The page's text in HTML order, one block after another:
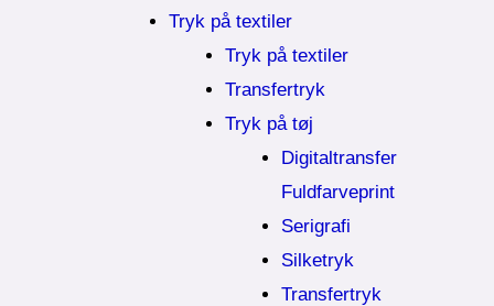
Tryk på textiler
Tryk på textiler
Transfertryk
Tryk på tøj
Digitaltransfer
Fuldfarveprint
Serigrafi
Silketryk
Transfertryk